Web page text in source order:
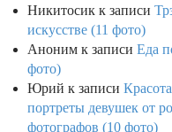
Никитосик к записи
искусстве (11 фото)
Аноним к записи Еда
фото)
Юрий к записи
портреты девушек от
фотографов (10 фото)